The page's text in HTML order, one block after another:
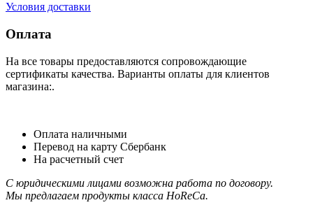
Условия доставки
Оплата
На все товары предоставляются сопровождающие
сертификаты качества. Варианты оплаты для клиентов
магазина:.
Оплата наличными
Перевод на карту Сбербанк
На расчетный счет
С юридическими лицами возможна работа по договору.
Мы предлагаем продукты класса HoReCa.